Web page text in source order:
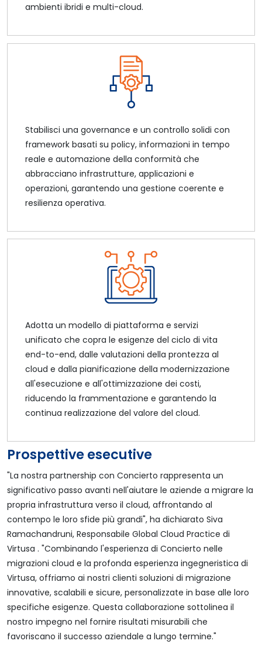
ambienti ibridi e multi-cloud.
Stabilisci una governance e un controllo solidi con
framework basati su policy, informazioni in tempo
reale e automazione della conformità che
abbracciano infrastrutture, applicazioni e
operazioni, garantendo una gestione coerente e
resilienza operativa.
Adotta un modello di piattaforma e servizi
unificato che copra le esigenze del ciclo di vita
end-to-end, dalle valutazioni della prontezza al
cloud e dalla pianificazione della modernizzazione
all'esecuzione e all'ottimizzazione dei costi,
riducendo la frammentazione e garantendo la
continua realizzazione del valore del cloud.
Prospettive esecutive
"La nostra partnership con Concierto rappresenta un
significativo passo avanti nell'aiutare le aziende a migrare la
propria infrastruttura verso il cloud, affrontando al
contempo le loro sfide più grandi", ha dichiarato Siva
Ramachandruni, Responsabile Global Cloud Practice di
Virtusa . "Combinando l'esperienza di Concierto nelle
migrazioni cloud e la profonda esperienza ingegneristica di
Virtusa, offriamo ai nostri clienti soluzioni di migrazione
innovative, scalabili e sicure, personalizzate in base alle loro
specifiche esigenze. Questa collaborazione sottolinea il
nostro impegno nel fornire risultati misurabili che
favoriscano il successo aziendale a lungo termine."